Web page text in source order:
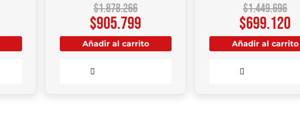
$1.878.266
$905.799
Añadir al carrito
$1.449.696
$699.120
Añadir al carrito